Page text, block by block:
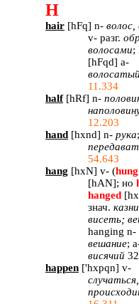
H
hair [hFq] n- волос,
v- разг.
волосами;
[hFqd] a-
11.334
half[hRf] n-
12.203
hand [hxnd] n- рука;
54.643
hang [hxN] v- (hung
[hAN]; но
hanged [
знач.
висеть;
hanging n-
вешание; a
висячий
happen ['hxpqn] v-
случаться,